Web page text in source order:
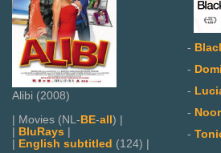
Alibi (2008)
| Movies (NL- BE-all ) |
BluRays
English subtitled (124) |
-
-
-
-
-